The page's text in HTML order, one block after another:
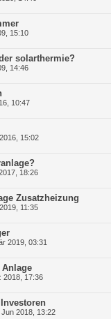
15:10
solarthermie?
14:46
10:47
15:02
18:26
Zusatzheizung
11:35
2019, 03:31
Anlage
2018, 17:36
2018, 13:22